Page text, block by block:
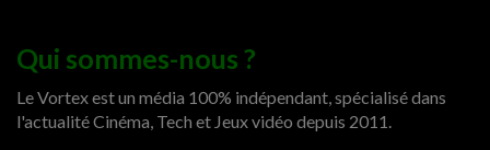
Qui sommes-nous ?
Le Vortex est un média 100% indépendant, spécialisé dans
l'actualité Cinéma, Tech et Jeux vidéo depuis 2011.